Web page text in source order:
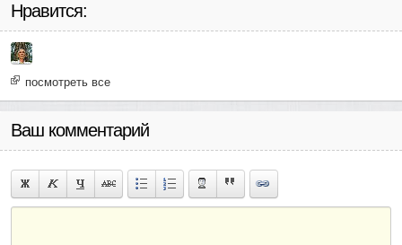
Нравится:
посмотреть все
Ваш комментарий